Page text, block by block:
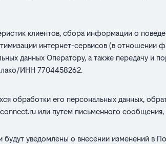
клиентов, сбора информации о
интернет-сервисов (в отношении
данных Оператору, а также передачу и
ИНН 7704458262.
обработки его персональных данных,
или путем письменного сообщения,
будут уведомлены о внесении изменений в